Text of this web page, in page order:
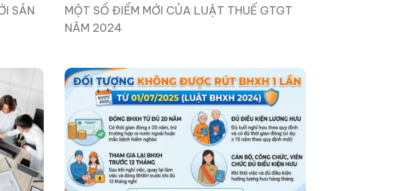
SẢN
MỘT SỐ ĐIỂM MỚI CỦA LUẬT THUẾ GTGT
NĂM 2024